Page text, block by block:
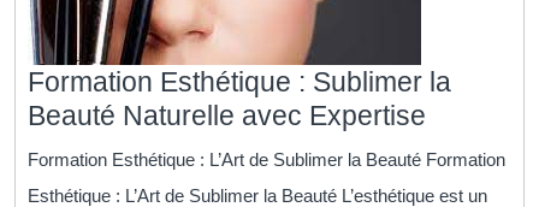
Formation Esthétique : Sublimer la
Beauté Naturelle avec Expertise
Formation Esthétique : L’Art de Sublimer la Beauté Formation
Esthétique : L’Art de Sublimer la Beauté L’esthétique est un